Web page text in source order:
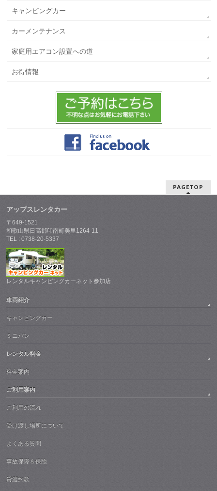
キャンピングカー
カーメンテナンス
家庭用エアコン設置への道
お得情報
PAGETOP
アップスレンタカー
〒649-1521
和歌山県日高郡印南町美里1264-11
TEL : 0738-20-5337
レンタルキャンピングカーネット参加店
車両紹介
キャンピングカー
ミニバン
レンタル料金
料金案内
ご利用案内
ご利用の流れ
受け渡し場所について
よくある質問
事故保障＆保険
貸渡約款